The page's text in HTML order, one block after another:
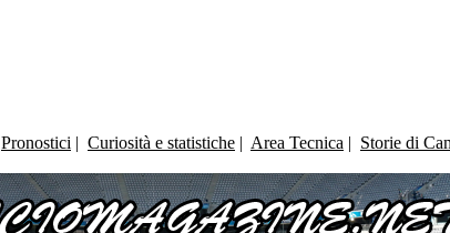
Pronostici | Curiosità e statistiche | Area Tecnica | Storie di